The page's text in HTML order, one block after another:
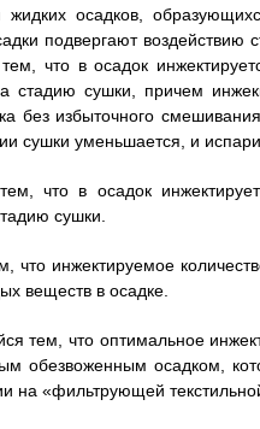
жидких осадков,
подвергают
что в осадок
стадию сушки, причем
без избыточного
сушки уменьшается, и
что в осадок
сушки.
инжектируемое
веществ в осадке.
тем, что оптимальное
обезвоженным осадком,
на «фильтрующей